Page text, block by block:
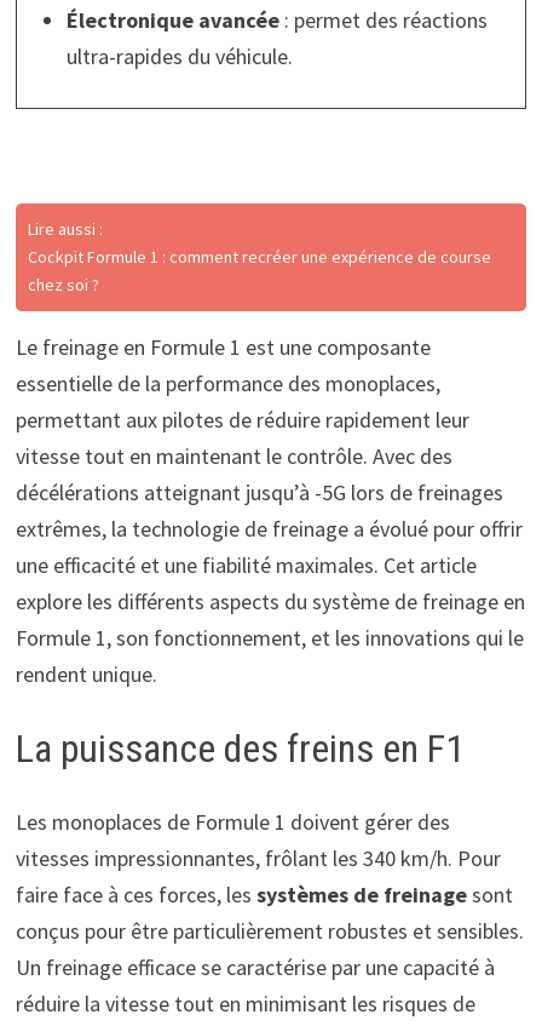
Électronique avancée: permet des réactions
ultra-rapides du véhicule.
Lire aussi :
Cockpit Formule 1 : comment recréer une expérience de course
chez soi ?
Le freinage en Formule 1 est une composante
essentielle de la performance des monoplaces,
permettant aux pilotes de réduire rapidement leur
vitesse tout en maintenant le contrôle. Avec des
décélérations atteignant jusqu’à -5G lors de freinages
extrêmes, la technologie de freinage a évolué pour offrir
une efficacité et une fiabilité maximales. Cet article
explore les différents aspects du système de freinage en
Formule 1, son fonctionnement, et les innovations qui le
rendent unique.
La puissance des freins en F1
Les monoplaces de Formule 1 doivent gérer des
vitesses impressionnantes, frôlant les 340 km/h. Pour
faire face à ces forces, les systèmes de freinagesont
conçus pour être particulièrement robustes et sensibles.
Un freinage efficace se caractérise par une capacité à
réduire la vitesse tout en minimisant les risques de